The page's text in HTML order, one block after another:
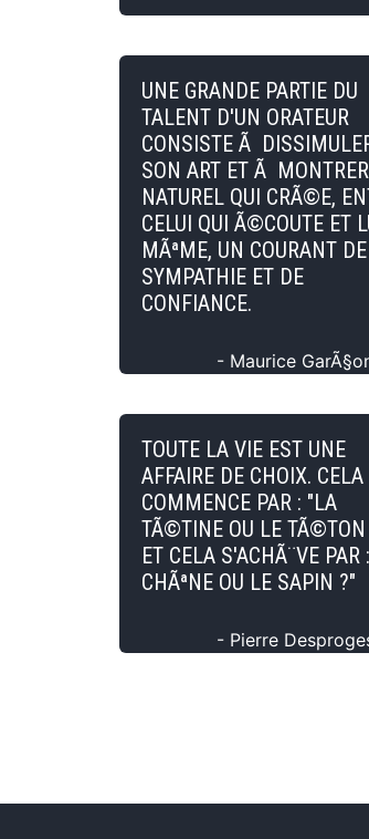
UNE GRANDE PARTIE DU
TALENT D'UN ORATEUR
CONSISTE Ã
SON ART ET Ã
NATUREL QUI CRÃ©E,
CELUI QUI Ã©COUTE ET
MÃªME, UN COURANT DE
SYMPATHIE ET DE
CONFIANCE.
- Maurice
TOUTE LA VIE EST UNE
AFFAIRE DE CHOIX. CELA
COMMENCE PAR : "LA
TÃ©TINE OU LE TÃ©TON
ET CELA S'ACHÃ¨VE PAR
CHÃªNE OU LE SAPIN ?"
- Pierre